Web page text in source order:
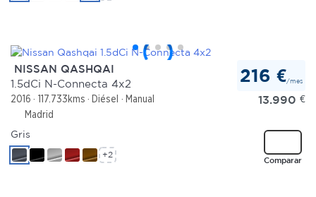
NISSAN QASHQAI
1.5dCi N-Connecta 4x2
2016 117.733kms Diésel
Manual
Madrid
216 €/mes
13.990 €
Comparar
Gris
+2